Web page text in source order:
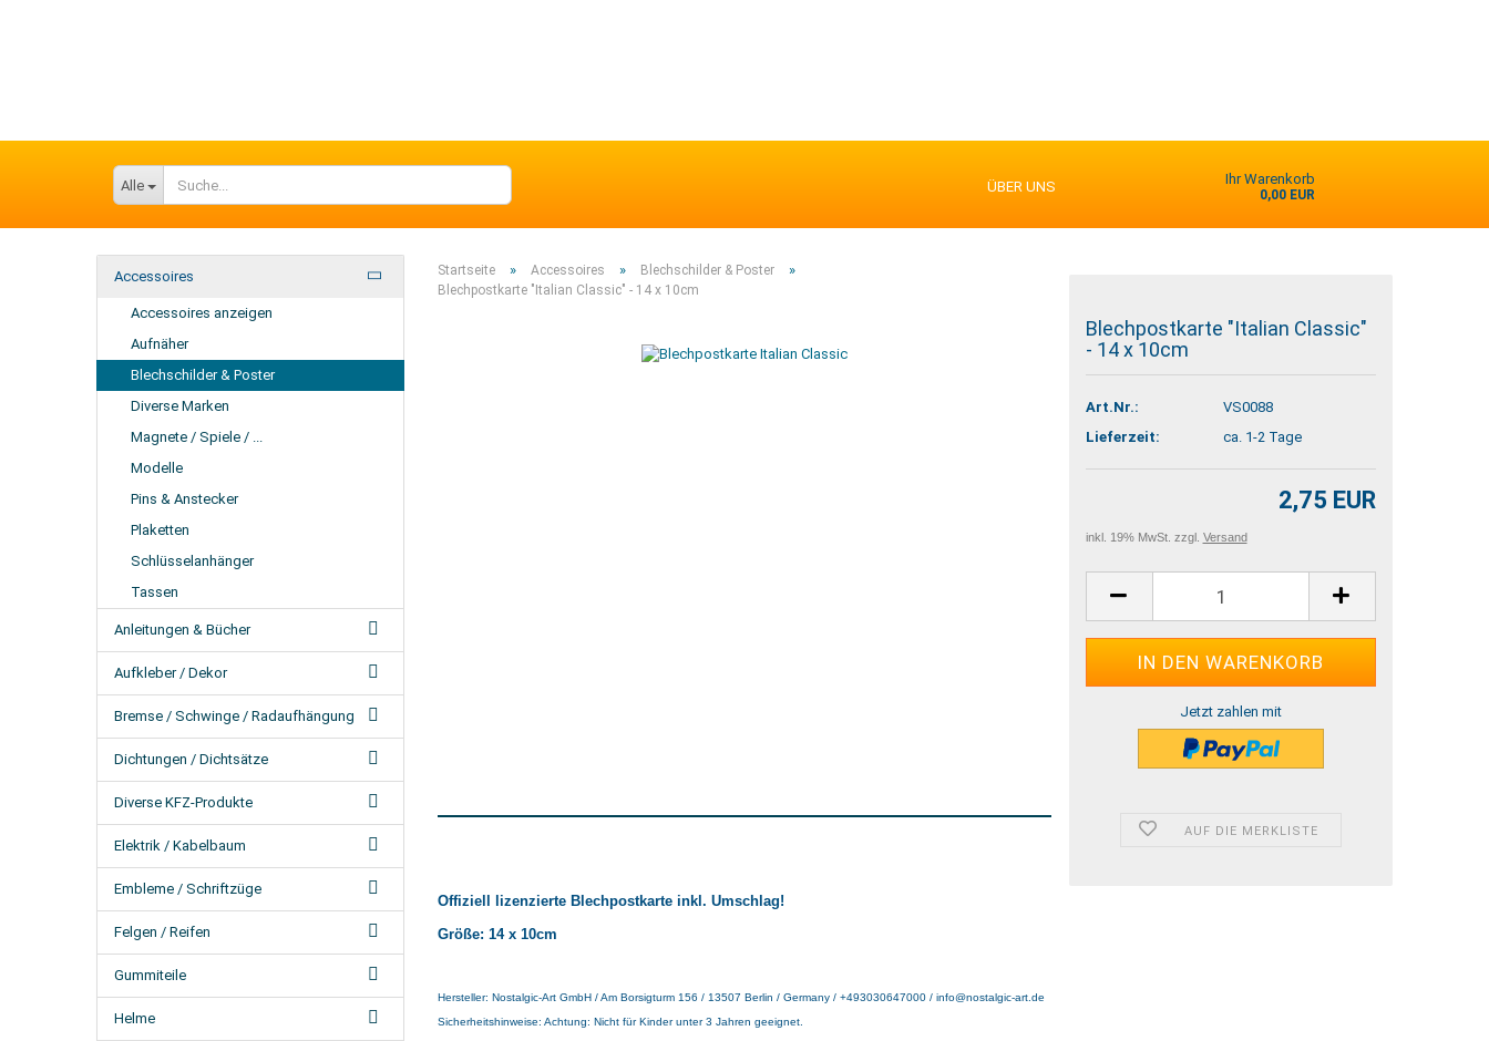
Alle Ihr Warenkorb
0,00 EUR
ÜBER UNS
Startseite » Accessoires » Blechschilder & Poster »
Blechpostkarte "Italian Classic" - 14 x 10cm
Blechpostkarte "Italian Classic"
- 14 x 10cm
Art.Nr.:
VS0088
Lieferzeit:
ca. 1-2 Tage
2,75 EUR
inkl. 19% MwSt. zzgl. Versand
Jetzt zahlen mit
AUF DIE MERKLISTE
Offiziell lizenzierte Blechpostkarte inkl. Umschlag!
Größe: 14 x 10cm
Hersteller: Nostalgic-Art GmbH / Am Borsigturm 156 / 13507 Berlin / Germany / +493030647000 / info@nostalgic-art.de
Sicherheitshinweise: Achtung: Nicht für Kinder unter 3 Jahren geeignet.
Accessoires
Accessoires anzeigen
Aufnäher
Blechschilder & Poster
Diverse Marken
Magnete / Spiele / ...
Modelle
Pins & Anstecker
Plaketten
Schlüsselanhänger
Tassen
Anleitungen & Bücher
Aufkleber / Dekor
Bremse / Schwinge / Radaufhängung
Dichtungen / Dichtsätze
Diverse KFZ-Produkte
Elektrik / Kabelbaum
Embleme / Schriftzüge
Felgen / Reifen
Gummiteile
Helme